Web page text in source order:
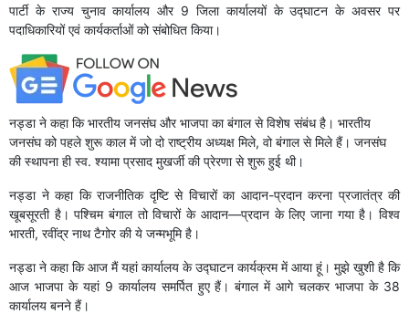
पार्टी के राज्य चुनाव कार्यालय और 9 जिला कार्यालयों के उद्घाटन के अवसर पर
पदाधिकारियों एवं कार्यकर्ताओं को संबोधित किया।
नड्डा ने कहा कि भारतीय जनसंघ और भाजपा का बंगाल से विशेष संबंध है। भारतीय
जनसंघ को पहले शुरू काल में जो दो राष्ट्रीय अध्यक्ष मिले, वो बंगाल से मिले हैं। जनसंघ
की स्थापना ही स्व. श्यामा प्रसाद मुखर्जी की प्रेरणा से शुरू हुई थी।
नड्डा ने कहा कि राजनीतिक दृष्टि से विचारों का आदान-प्रदान करना प्रजातंत्र की
खूबसूरती है। पश्चिम बंगाल तो विचारों के आदान—प्रदान के लिए जाना गया है। विश्व
भारती, रवींद्र नाथ टैगोर की ये जन्मभूमि है।
नड्डा ने कहा कि आज मैं यहां कार्यालय के उद्घाटन कार्यक्रम में आया हूं। मुझे खुशी है कि
आज भाजपा के यहां 9 कार्यालय समर्पित हुए हैं। बंगाल में आगे चलकर भाजपा के 38
कार्यालय बनने हैं।